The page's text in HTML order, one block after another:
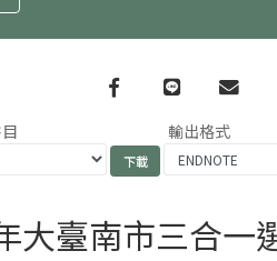
Facebook
line email
輸出格式
大臺南市三合一